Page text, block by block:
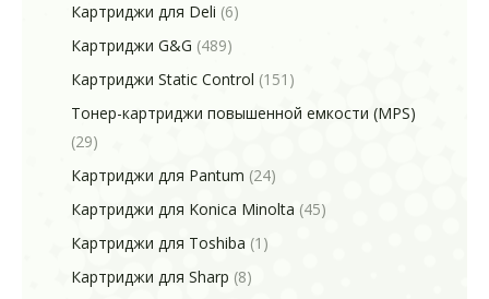
Картриджи для Deli (6)
Картриджи G&G (489)
Картриджи Static Control (151)
Тонер-картриджи повышенной емкости (MPS)
(29)
Картриджи для Pantum (24)
Картриджи для Konica Minolta (45)
Картриджи для Toshiba (1)
Картриджи для Sharp (8)